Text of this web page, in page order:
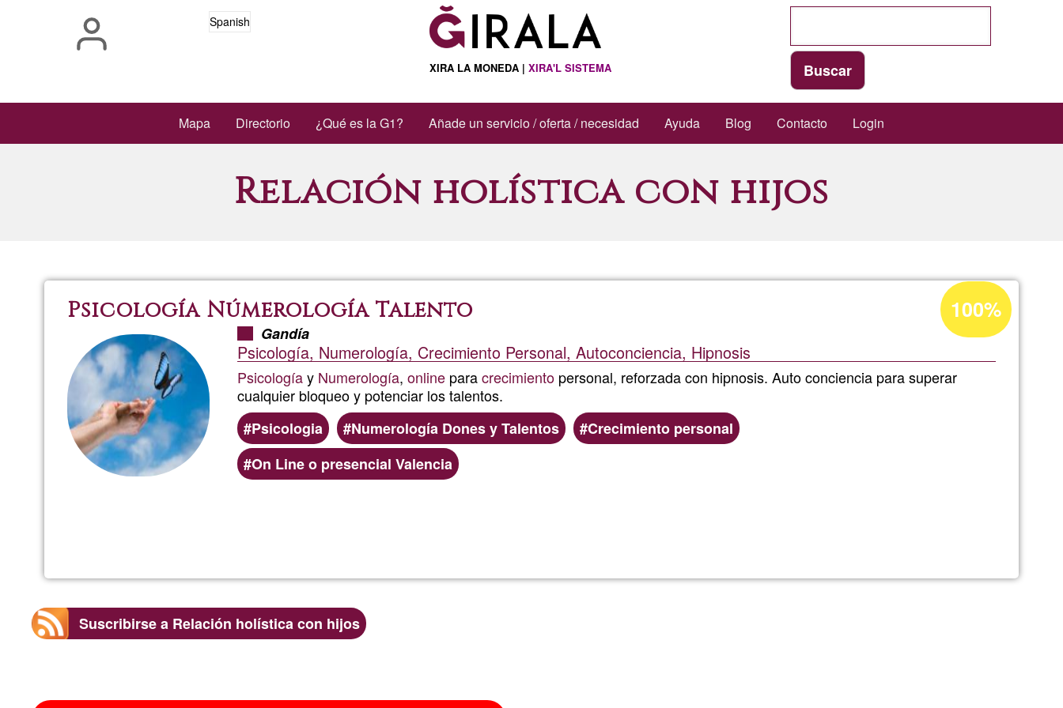
Spanish
XIRA LA MONEDA | XIRA'L SISTEMA
Mapa Directorio ¿Qué es la G1? Añade un servicio / oferta / necesidad Ayuda Blog Contacto Login
Relación holística con hijos
Psicología Númerología Talento
Gandía
Psicología, Numerología, Crecimiento Personal, Autoconciencia, Hipnosis
Psicologíay Numerología, online paracrecimiento personal, reforzada con hipnosis. Auto conciencia para superar
cualquier bloqueo y potenciar los talentos.
Psicologia
Numerología Dones y Talentos
Crecimiento personal
On Line o presencial Valencia
Porcentaje
de
de
100%
Suscribirse a Relación holística con hijos